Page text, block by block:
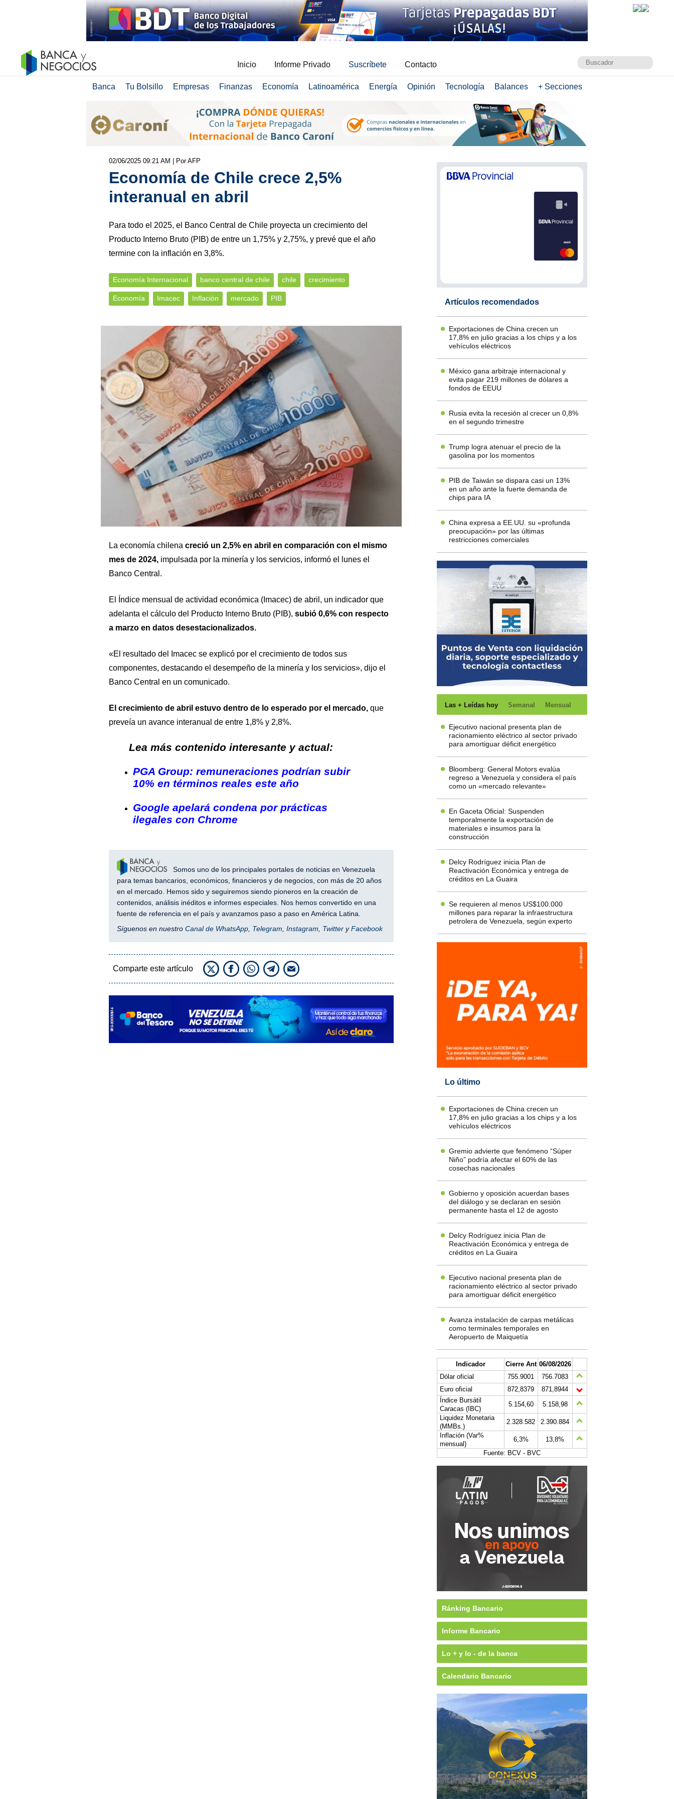
Inicio Informe Privado Suscríbete Contacto
Banca Tu Bolsillo Empresas Finanzas Economía Latinoamérica Energía Opinión Tecnología Balances + Secciones
02/06/2025 09:21 AM | Por AFP
Economía de Chile crece 2,5%
interanual en abril
Para todo el 2025, el Banco Central de Chile proyecta un crecimiento del
Producto Interno Bruto (PIB) de entre un 1,75% y 2,75%, y prevé que el año
termine con la inflación en 3,8%.
Economía Internacional banco central de chile chile crecimiento
Economía Imacec Inflación mercado PIB
La economía chilena creció un 2,5% en abril en comparación con el mismo
mes de 2024,impulsada por la minería y los servicios, informó el lunes el
Banco Central.
El Índice mensual de actividad económica (Imacec) de abril, un indicador que
adelanta el cálculo del Producto Interno Bruto (PIB), subió 0,6% con respecto
a marzo en datos desestacionalizados.
«El resultado del Imacec se explicó por el crecimiento de todos sus
componentes, destacando el desempeño de la minería y los servicios», dijo el
Banco Central en un comunicado.
El crecimiento de abril estuvo dentro de lo esperado por el mercado,que
preveía un avance interanual de entre 1,8% y 2,8%.
Lea más contenido interesante y actual:
PGA Group: remuneraciones podrían subir
10% en términos reales este año
Google apelará condena por prácticas
ilegales con Chrome
Somos uno de los principales portales de noticias en Venezuela
para temas bancarios, económicos, financieros y de negocios, con más de 20 años
en el mercado. Hemos sido y seguiremos siendo pioneros en la creación de
contenidos, análisis inéditos e informes especiales. Nos hemos convertido en una
fuente de referencia en el país y avanzamos paso a paso en América Latina.
Síguenos en nuestro Canal de WhatsApp, Telegram, Instagram, TwitteryFacebook
Comparte este artículo
Artículos recomendados
Exportaciones de China crecen un
17,8% en julio gracias a los chips y a los
vehículos eléctricos
México gana arbitraje internacional y
evita pagar 219 millones de dólares a
fondos de EEUU
Rusia evita la recesión al crecer un 0,8%
en el segundo trimestre
Trump logra atenuar el precio de la
gasolina por los momentos
PIB de Taiwán se dispara casi un 13%
en un año ante la fuerte demanda de
chips para IA
China expresa a EE.UU. su «profunda
preocupación» por las últimas
restricciones comerciales
Las + Leídas hoy Semanal Mensual
Ejecutivo nacional presenta plan de
racionamiento eléctrico al sector privado
para amortiguar déficit energético
Bloomberg: General Motors evalúa
regreso a Venezuela y considera el país
como un «mercado relevante»
En Gaceta Oficial: Suspenden
temporalmente la exportación de
materiales e insumos para la
construcción
Delcy Rodríguez inicia Plan de
Reactivación Económica y entrega de
créditos en La Guaira
Se requieren al menos US$100.000
millones para reparar la infraestructura
petrolera de Venezuela, según experto
Lo último
Exportaciones de China crecen un
17,8% en julio gracias a los chips y a los
vehículos eléctricos
Gremio advierte que fenómeno “Súper
Niño” podría afectar el 60% de las
cosechas nacionales
Gobierno y oposición acuerdan bases
del diálogo y se declaran en sesión
permanente hasta el 12 de agosto
Delcy Rodríguez inicia Plan de
Reactivación Económica y entrega de
créditos en La Guaira
Ejecutivo nacional presenta plan de
racionamiento eléctrico al sector privado
para amortiguar déficit energético
Avanza instalación de carpas metálicas
como terminales temporales en
Aeropuerto de Maiquetía
Indicador Cierre Ant 06/08/2026
Dólar oficial
755.9001
756.7083
Euro oficial
872,8379
871,8944
Índice Bursátil
Caracas (IBC)
5.154,60
5.158,98
Liquidez Monetaria
(MMBs.)
2.328.582
2.390.884
Inflación (Var%
mensual)
6,3%
13,8%
Fuente: BCV - BVC
Ránking Bancario
Informe Bancario
Lo + y lo - de la banca
Calendario Bancario